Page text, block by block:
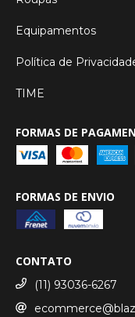
Equipamentos
Política de
TIME
FORMAS DE
FORMAS DE ENVIO
CONTATO
(11) 93036-6267